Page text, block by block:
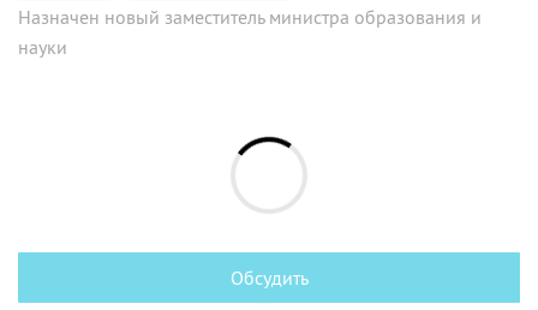
Назначен новый заместитель министра образования и
науки
Обсудить